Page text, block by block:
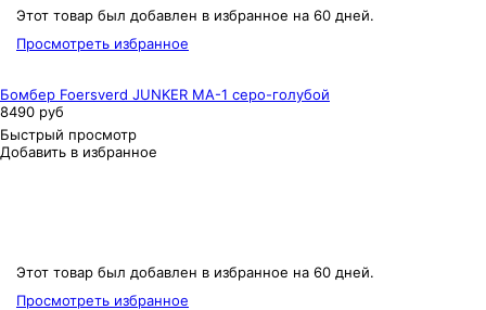
Этот товар был добавлен в избранное на 60 дней.
Просмотреть избранное
Бомбер Foersverd JUNKER MA-1 серо-голубой
8490 руб
Быстрый просмотр
Добавить в избранное
Этот товар был добавлен в избранное на 60 дней.
Просмотреть избранное